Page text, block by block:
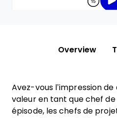
Overview
Avez-vous l’impression
valeur en tant que chef
épisode, les chefs de